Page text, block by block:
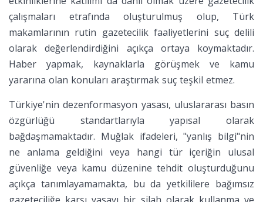
çalışmaları etrafında oluşturulmuş olup, Türk
makamlarının rutin gazetecilik faaliyetlerini suç delili
olarak değerlendirdiğini açıkça ortaya koymaktadır.
Haber yapmak, kaynaklarla görüşmek ve kamu
yararına olan konuları araştırmak suç teşkil etmez.
Türkiye'nin dezenformasyon yasası, uluslararası basın
özgürlüğü standartlarıyla yapısal olarak
bağdaşmamaktadır. Muğlak ifadeleri, "yanlış bilgi"nin
ne anlama geldiğini veya hangi tür içeriğin ulusal
güvenliğe veya kamu düzenine tehdit oluşturduğunu
açıkça tanımlayamamakta, bu da yetkililere bağımsız